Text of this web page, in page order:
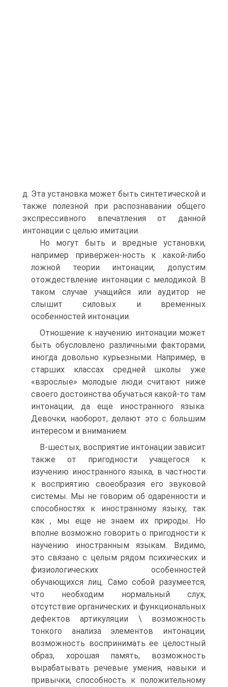
д. Эта установка может быть синтетической и
также полезной при распознавании общего
экспрессивного впечатления от данной
интонации с целью имитации.
Но могут быть и вредные установки,
например привержен-ность к какой-либо
ложной теории интонации, допустим
отождествление интонации с мелодикой. В
таком случае учащийся или аудитор не
слышит силовых и временных
особенностей интонации.
Отношение к научению интонации может
быть обусловлено различными факторами,
иногда довольно курьезными. Например, в
старших классах средней школы уже
«взрослые» молодые люди считают ниже
своего достоинства обучаться какой-то там
интонации, да еще иностранного языка.
Девочки, наоборот, делают это с большим
интересом и вниманием.
В-шестых, восприятие интонации зависит
также от пригодности учащегося к
изучению иностранного языка, в частности
к восприятию своеобразия его звуковой
системы. Мы не говорим об одаренности и
способностях к иностранному языку, так
как , мы еще не знаем их природы. Но
вполне возможно говорить о пригодности к
научению иностранным языкам. Видимо,
это связано с целым рядом психических и
физиологических особенностей
обучающихся лиц. Само собой разумеется,
что необходим нормальный слух,
отсутствие органических и функциональных
дефектов артикуляции \ возможность
тонкого анализа элементов интонации,
возможность воспринимать ее целостный
образ, хорошая память, возможность
вырабатывать речевые умения, навыки и
привычки, способность к положительному